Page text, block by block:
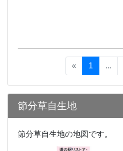
« 1 ...
節分草自生地
節分草自生地の地図です。